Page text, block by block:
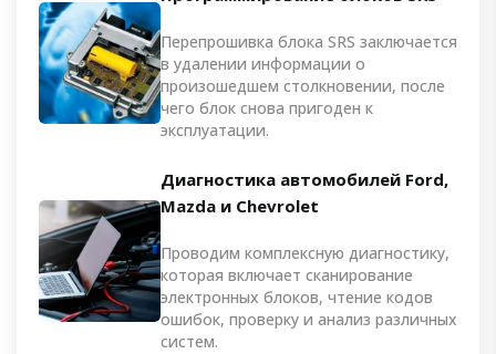
Перепрошивка блока SRS заключается
в удалении информации о
произошедшем столкновении, после
чего блок снова пригоден к
эксплуатации.
Диагностика автомобилей Ford,
Mazda и Chevrolet
Проводим комплексную диагностику,
которая включает сканирование
электронных блоков, чтение кодов
ошибок, проверку и анализ различных
систем.